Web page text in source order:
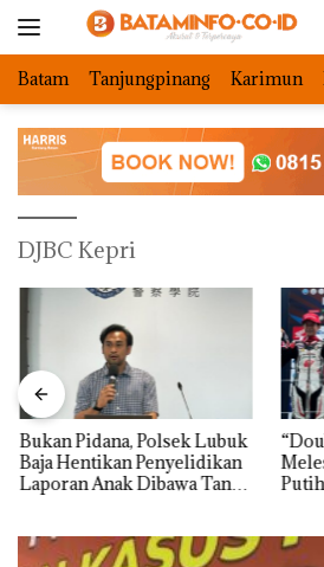
Batam Tanjungpinang Karimun
DJBC Kepri
Bukan Pidana, Polsek Lubuk
Baja Hentikan Penyelidikan
Laporan Anak Dibawa Tanpa